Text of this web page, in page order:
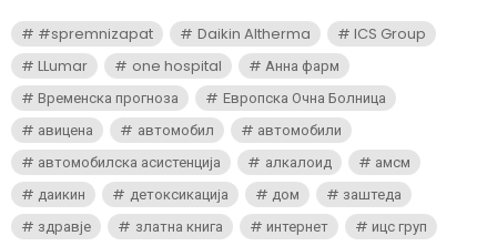
#spremnizapat Daikin Altherma
ICS Group
LLumar
one hospital
Анна фарм
Временска прогноза
Европска Очна Болница
авицена
автомобил
автомобили
автомобилска асистенција
алкалоид
амсм
даикин
детоксикација дом
заштеда
здравје
златна книга интернет
ицс груп